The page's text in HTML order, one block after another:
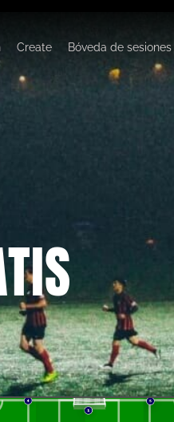
Create Bóveda de sesiones